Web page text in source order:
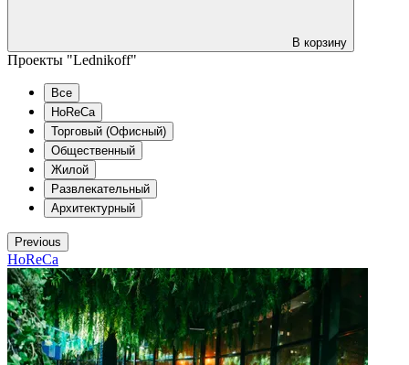
В корзину
Проекты "Lednikoff"
Все
HoReCa
Торговый (Офисный)
Общественный
Жилой
Развлекательный
Архитектурный
Previous
HoReCa